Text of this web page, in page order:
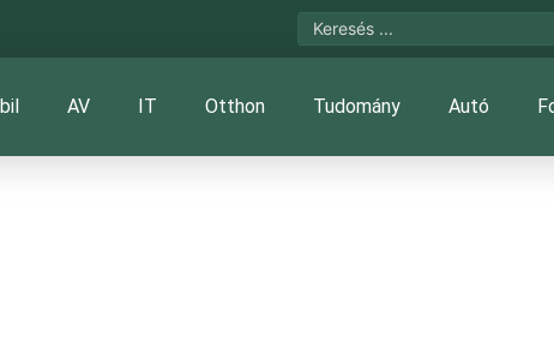
AV IT Otthon Tudomány Autó